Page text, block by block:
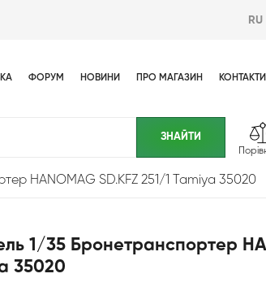
RU
ФОРУМ НОВИНИ ПРО МАГАЗИН КОНТАКТИ
HANOMAG SD.KFZ 251/1 Tamiya 35020
1/35 Бронетранспортер
35020